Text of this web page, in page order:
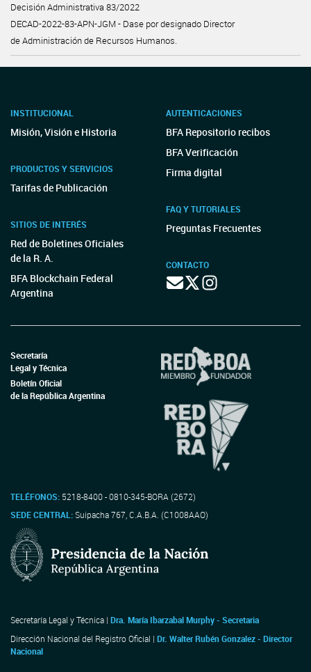
Decisión Administrativa 83/2022
DECAD-2022-83-APN-JGM - Dase por designado Director
de Administración de Recursos Humanos.
INSTITUCIONAL
Misión, Visión e Historia
PRODUCTOS Y SERVICIOS
Tarifas de Publicación
SITIOS DE INTERÉS
Red de Boletines Oficiales
de la R. A.
BFA Blockchain Federal
Argentina
AUTENTICACIONES
BFA Repositorio recibos
BFA Verificación
Firma digital
FAQ Y TUTORIALES
Preguntas Frecuentes
CONTACTO
Secretaría
Legal y Técnica
Boletín Oficial
de la República Argentina
TELÉFONOS: 5218-8400 - 0810-345-BORA (2672)
SEDE CENTRAL:Suipacha 767, C.A.B.A. (C1008AAO)
Secretaría Legal y Técnica | Dra. María Ibarzabal Murphy - Secretaria
Dirección Nacional del Registro Oficial | Dr. Walter Rubén Gonzalez - Director
Nacional